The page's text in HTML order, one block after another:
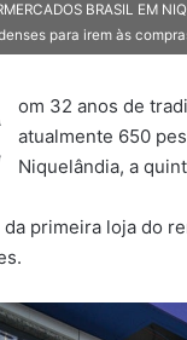
BRASIL EM
para irem às
om 32 anos de
atualmente 650
Niquelândia, a
primeira loja do